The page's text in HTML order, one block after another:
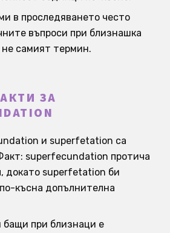
в проследяването често
въпроси при близнашка
самият термин.
ЗА
и superfetation са
superfecundation протича
докато superfetation би
късна допълнителна
бащи при близнаци е